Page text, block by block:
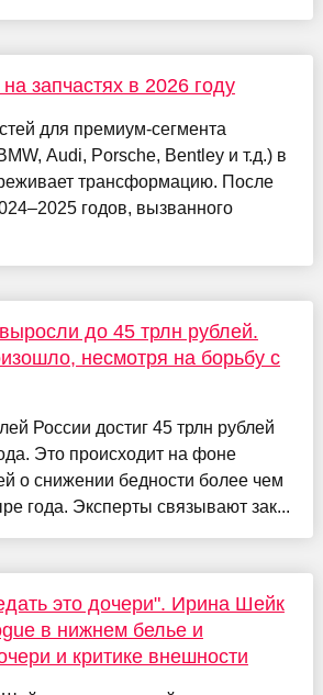
запчастях в 2026 году
для премиум-сегмента
Audi, Porsche, Bentley и т.д.) в
трансформацию. После
годов, вызванного
до 45 трлн рублей.
несмотря на борьбу с
России достиг 45 трлн рублей
Это происходит на фоне
о снижении бедности более чем
года. Эксперты связывают зак...
это дочери". Ирина Шейк
в нижнем белье и
и критике внешности